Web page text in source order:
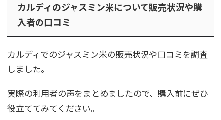
カルディのジャスミン米について販売状況や購
入者の口コミ
カルディでのジャスミン米の販売状況や口コミを調査
しました。
実際の利用者の声をまとめましたので、購入前にぜひ
役立ててみてください。